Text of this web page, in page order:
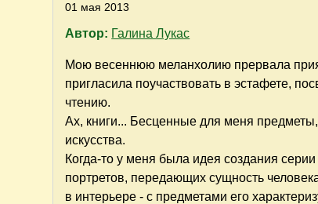
01 мая 2013
Автор: Галина Лукас
Мою весеннюю меланхолию прервала
пригласила поучаствовать в эстафете,
чтению.
Ах, книги... Бесценные для меня
искусства.
Когда-то у меня была идея создания
портретов, передающих сущность человека
в интерьере - с предметами его